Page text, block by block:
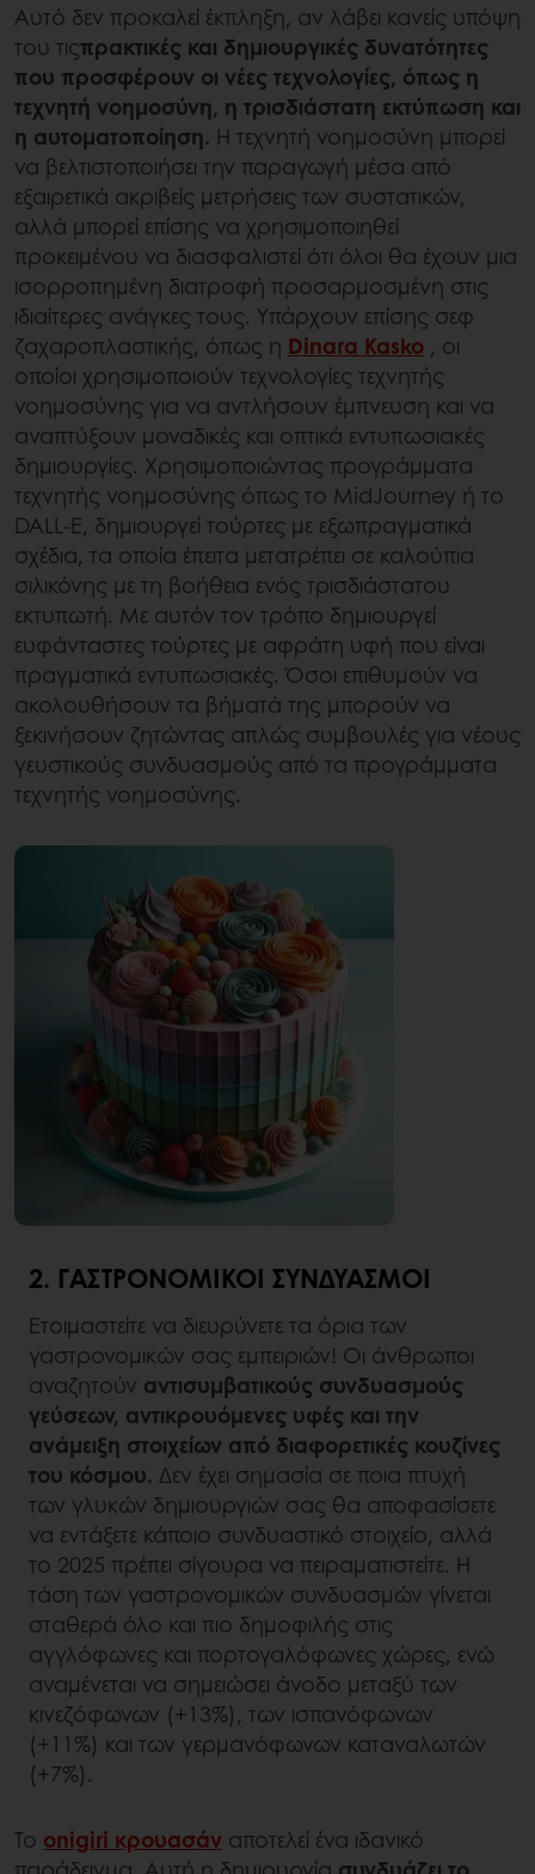
Αυτό δεν προκαλεί έκπληξη, αν λάβει κανείς υπόψη
του τιςπρακτικές και δημιουργικές δυνατότητες
που προσφέρουν οι νέες τεχνολογίες, όπως η
τεχνητή νοημοσύνη, η τρισδιάστατη εκτύπωση και
η αυτοματοποίηση. Η τεχνητή νοημοσύνη μπορεί
να βελτιστοποιήσει την παραγωγή μέσα από
εξαιρετικά ακριβείς μετρήσεις των συστατικών,
αλλά μπορεί επίσης να χρησιμοποιηθεί
προκειμένου να διασφαλιστεί ότι όλοι θα έχουν μια
ισορροπημένη διατροφή προσαρμοσμένη στις
ιδιαίτερες ανάγκες τους. Υπάρχουν επίσης σεφ
ζαχαροπλαστικής, όπως η Dinara Kasko , οι
οποίοι χρησιμοποιούν τεχνολογίες τεχνητής
νοημοσύνης για να αντλήσουν έμπνευση και να
αναπτύξουν μοναδικές και οπτικά εντυπωσιακές
δημιουργίες. Χρησιμοποιώντας προγράμματα
τεχνητής νοημοσύνης όπως το MidJourney ή το
DALL-E, δημιουργεί τούρτες με εξωπραγματικά
σχέδια, τα οποία έπειτα μετατρέπει σε καλούπια
σιλικόνης με τη βοήθεια ενός τρισδιάστατου
εκτυπωτή. Με αυτόν τον τρόπο δημιουργεί
ευφάνταστες τούρτες με αφράτη υφή που είναι
πραγματικά εντυπωσιακές. Όσοι επιθυμούν να
ακολουθήσουν τα βήματά της μπορούν να
ξεκινήσουν ζητώντας απλώς συμβουλές για νέους
γευστικούς συνδυασμούς από τα προγράμματα
τεχνητής νοημοσύνης.
2. ΓΑΣΤΡΟΝΟΜΙΚΟΊ ΣΥΝΔΥΑΣΜΟΊ
Ετοιμαστείτε να διευρύνετε τα όρια των
γαστρονομικών σας εμπειριών! Οι άνθρωποι
αναζητούν αντισυμβατικούς συνδυασμούς
γεύσεων, αντικρουόμενες υφές και την
ανάμειξη στοιχείων από διαφορετικές κουζίνες
του κόσμου. Δεν έχει σημασία σε ποια πτυχή
των γλυκών δημιουργιών σας θα αποφασίσετε
να εντάξετε κάποιο συνδυαστικό στοιχείο, αλλά
το 2025 πρέπει σίγουρα να πειραματιστείτε. Η
τάση των γαστρονομικών συνδυασμών γίνεται
σταθερά όλο και πιο δημοφιλής στις
αγγλόφωνες και πορτογαλόφωνες χώρες, ενώ
αναμένεται να σημειώσει άνοδο μεταξύ των
κινεζόφωνων (+13%), των ισπανόφωνων
(+11%) και των γερμανόφωνων καταναλωτών
(+7%).
Το onigiri κρουασάν αποτελεί ένα ιδανικό